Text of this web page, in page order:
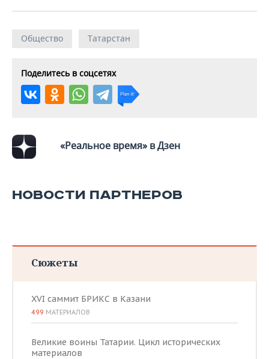
Общество Татарстан
Поделитесь в соцсетях
«Реальное время» в Дзен
НОВОСТИ ПАРТНЕРОВ
Сюжеты
XVI саммит БРИКС в Казани
499 МАТЕРИАЛОВ
Великие воины Татарии. Цикл исторических
материалов